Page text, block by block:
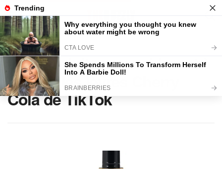
Home BEAUTÉ
Ces produits vous aideront à
obtenir les lèvres Cherry
Cola de TikTok